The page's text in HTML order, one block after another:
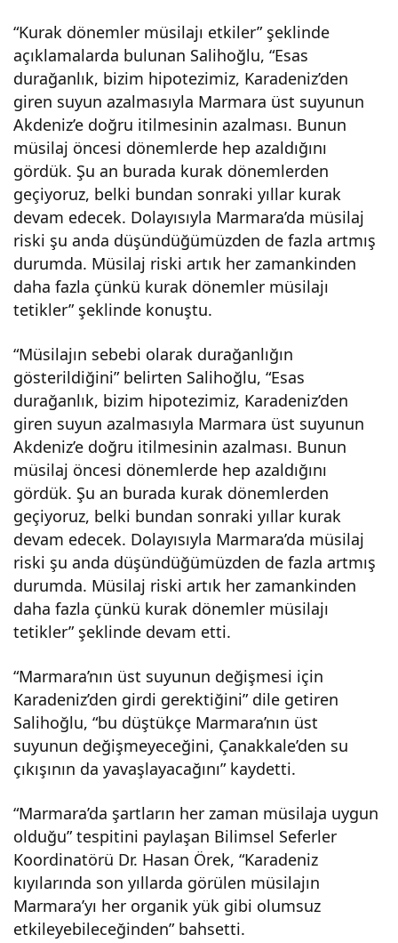
“Kurak dönemler müsilajı etkiler” şeklinde
açıklamalarda bulunan Salihoğlu, “Esas
durağanlık, bizim hipotezimiz, Karadeniz’den
giren suyun azalmasıyla Marmara üst suyunun
Akdeniz’e doğru itilmesinin azalması. Bunun
müsilaj öncesi dönemlerde hep azaldığını
gördük. Şu an burada kurak dönemlerden
geçiyoruz, belki bundan sonraki yıllar kurak
devam edecek. Dolayısıyla Marmara’da müsilaj
riski şu anda düşündüğümüzden de fazla artmış
durumda. Müsilaj riski artık her zamankinden
daha fazla çünkü kurak dönemler müsilajı
tetikler” şeklinde konuştu.
“Müsilajın sebebi olarak durağanlığın
gösterildiğini” belirten Salihoğlu, “Esas
durağanlık, bizim hipotezimiz, Karadeniz’den
giren suyun azalmasıyla Marmara üst suyunun
Akdeniz’e doğru itilmesinin azalması. Bunun
müsilaj öncesi dönemlerde hep azaldığını
gördük. Şu an burada kurak dönemlerden
geçiyoruz, belki bundan sonraki yıllar kurak
devam edecek. Dolayısıyla Marmara’da müsilaj
riski şu anda düşündüğümüzden de fazla artmış
durumda. Müsilaj riski artık her zamankinden
daha fazla çünkü kurak dönemler müsilajı
tetikler” şeklinde devam etti.
“Marmara’nın üst suyunun değişmesi için
Karadeniz’den girdi gerektiğini” dile getiren
Salihoğlu, “bu düştükçe Marmara’nın üst
suyunun değişmeyeceğini, Çanakkale’den su
çıkışının da yavaşlayacağını” kaydetti.
“Marmara’da şartların her zaman müsilaja uygun
olduğu” tespitini paylaşan Bilimsel Seferler
Koordinatörü Dr. Hasan Örek, “Karadeniz
kıyılarında son yıllarda görülen müsilajın
Marmara’yı her organik yük gibi olumsuz
etkileyebileceğinden” bahsetti.